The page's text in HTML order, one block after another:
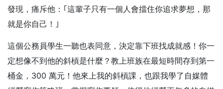
發現，痛斥他： ｢這輩子只有一個人會擋住你追求夢想，那
就是你自己！｣
這個公務員學生一聽也表同意，決定靠下班找成就感！你一
定想像不到他的斜槓是什麼？教上班族在最短時間存到第一
桶金，300 萬元！他來上我的斜槓課，也跟我學了自媒體